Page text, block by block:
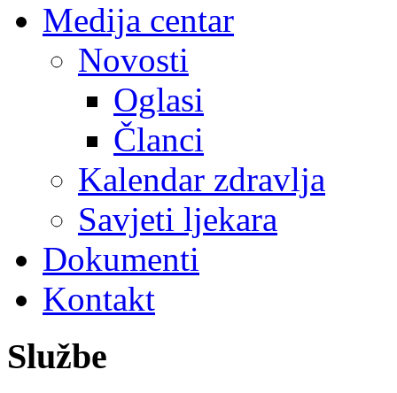
Medija centar
Novosti
Oglasi
Članci
Kalendar zdravlja
Savjeti ljekara
Dokumenti
Kontakt
Službe